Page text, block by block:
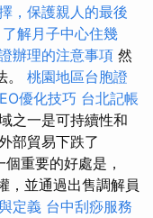
，保護親人的最後
了解月子中心住幾
辦理的注意事項 然
。 桃園地區台胞證
優化技巧 台北記帳
之一是可持續性和
部貿易下跌了
個重要的好處是，
，並通過出售調解員
定義 台中刮痧服務